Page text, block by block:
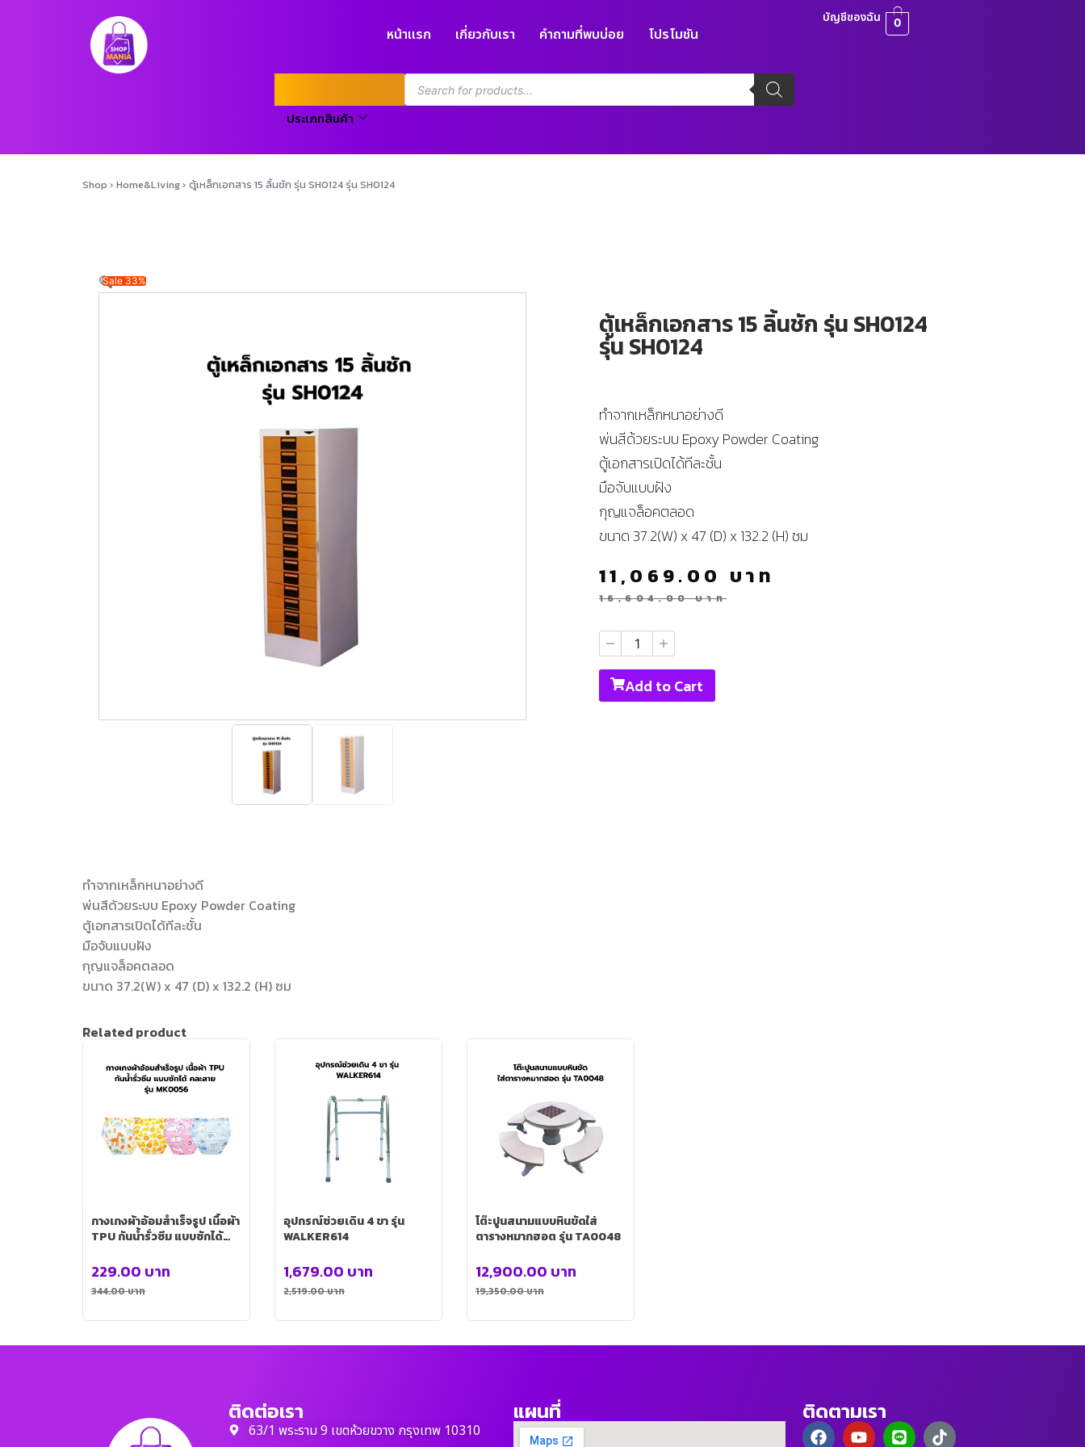
หน้าแรก เกี่ยวกับเรา คำถามที่พบบ่อย โปรโมชัน
ประเภทสินค้า
บัญชีของฉัน 0
Shop › Home&Living› ตู้เหล็กเอกสาร 15 ลิ้นชัก รุ่น SH0124 รุ่น SH0124
Sale 33%
ตู้เหล็กเอกสาร 15 ลิ้นชัก รุ่น SH0124
รุ่น SH0124
ทำจากเหล็กหนาอย่างดี
พ่นสีด้วยระบบ Epoxy Powder Coating
ตู้เอกสารเปิดได้ทีละชั้น
มือจับแบบฝัง
กุญแจล็อคตลอด
ขนาด 37.2(W) x 47 (D) x 132.2 (H) ซม
16,604.00บาท
11,069.00 บาท
Add to Cart
ทำจากเหล็กหนาอย่างดี
พ่นสีด้วยระบบ Epoxy Powder Coating
ตู้เอกสารเปิดได้ทีละชั้น
มือจับแบบฝัง
กุญแจล็อคตลอด
ขนาด 37.2(W) x 47 (D) x 132.2 (H) ซม
Related product
กางเกงผ้าอ้อมสำเร็จรูป เนื้อผ้า
TPU กันน้ำรั่วซึม แบบซักได้
344.00บาท
229.00 บาท
อุปกรณ์ช่วยเดิน 4 ขา รุ่น
WALKER614
2,519.00บาท
1,679.00 บาท
โต๊ะปูนสนามแบบหินขัดใส่
ตารางหมากฮอต รุ่น TA0048
19,350.00บาท
12,900.00 บาท
ติดต่อเรา
63/1 พระราม 9 เขตห้วยขวาง กรุงเทพ 10310
แผนที่ ติดตามเรา